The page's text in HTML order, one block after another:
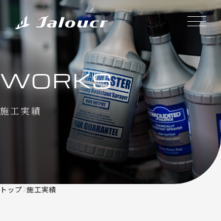
WORKS
施工実績
トップ 施工実績